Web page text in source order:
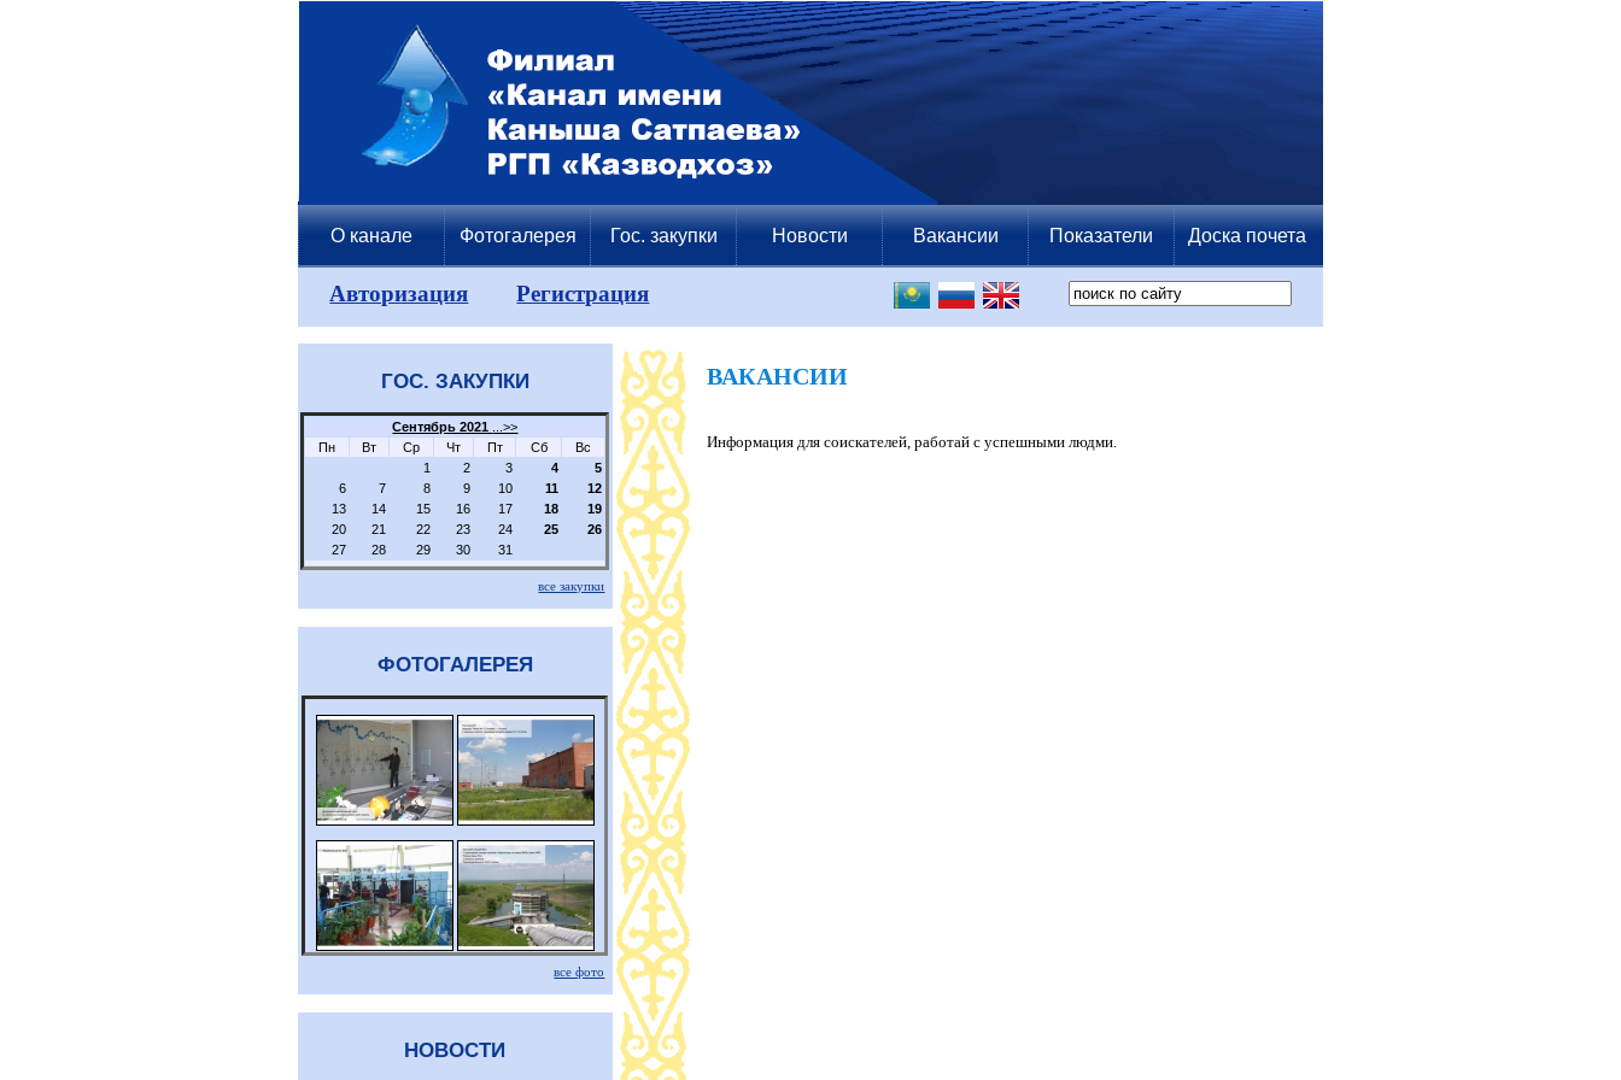
О канале Фотогалерея Гос. закупки Новости Вакансии Показатели Доска почета
Авторизация Регистрация
ГОС. ЗАКУПКИ
Сентябрь 2021
...>>
Пн
Вт Ср Чт Пт Сб
Вс
1
2 3 4
5
6
7 8 9 10 11
12
13
14 15 16 17 18
19
20
21 22 23 24 25
26
27
28 29 30 31
все закупки
ФОТОГАЛЕРЕЯ
все фото
НОВОСТИ
ВАКАНСИИ
Информация для соискателей, работай с успешными людми.